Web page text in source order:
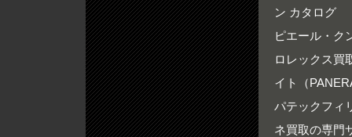
ン カタログ
ピエール・ク
ロレックス買
イト（
パテックフィ
ネ買取の専門